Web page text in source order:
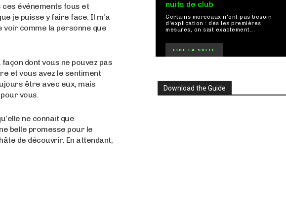
événements fous et
je puisse y faire face. Il m’a
voir comme la personne que
dont vous ne pouvez pas
et vous avez le sentiment
être avec eux, mais
vous.
ne connait que
belle promesse pour le
de découvrir. En attendant,
nuits de club
Certains morceaux n'ont pas besoin
d'explication : dès les premières
mesures, on sait exactement...
LIRE LA SUITE
Download the Guide